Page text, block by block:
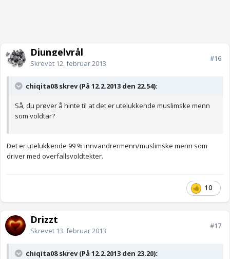
Djungelvrål
Skrevet 12. februar 2013
#16
chiqita08 skrev (På 12.2.2013 den 22.54):
Så, du prøver å hinte til at det er utelukkende muslimske menn
som voldtar?
Det er utelukkende 99 % innvandrermenn/muslimske menn som
driver med overfallsvoldtekter.
10
Drizzt
Skrevet 13. februar 2013
#17
chiqita08 skrev (På 12.2.2013 den 23.20):